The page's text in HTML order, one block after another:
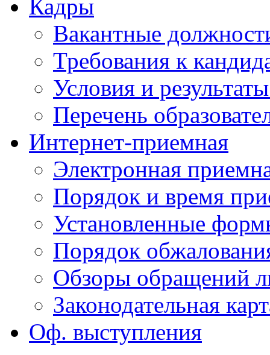
Кадры
Вакантные
Требования к
Условия и
Перечень
Интернет-приемная
Электронная
Порядок и время
Установленные
Порядок
Обзоры обращений
Законодательная
Оф. выступления